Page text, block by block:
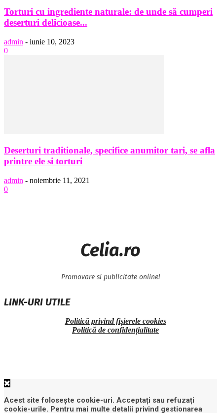
Torturi cu ingrediente naturale: de unde să cumperi
deserturi delicioase...
admin - iunie 10, 2023
0
Deserturi traditionale, specifice anumitor tari, se afla
printre ele si torturi
admin - noiembrie 11, 2021
0
Celia.ro
Promovare si publicitate online!
LINK-URI UTILE
Politică privind fișierele cookies
Politică de confidențialitate
Acest site folosește cookie-uri. Acceptați sau refuzați
cookie-urile. Pentru mai multe detalii privind gestionarea